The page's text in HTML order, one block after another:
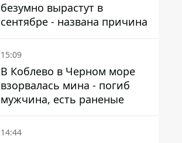
безумно вырастут в
сентябре - названа причина
15:09
В Коблево в Черном море
взорвалась мина - погиб
мужчина, есть раненые
14:44